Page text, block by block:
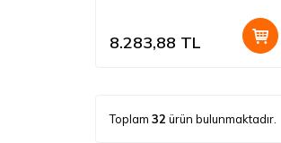
8.283,88 TL
Toplam 32 ürün bulunmaktadır.